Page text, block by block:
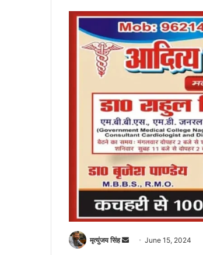
मृत्युंजय सिंह
SendJune 15, 2024